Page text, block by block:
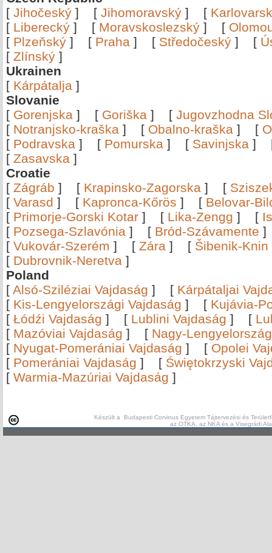
[ Jihočeský ] [ Jihomoravský ] [
[ Liberecký ] [ Moravskoslezský ] [
[ Plzeňský ] [ Praha ] [ Středočeský ] [
[ Zlínský ]
Ukrainen
[ Kárpátalja ]
Slovanie
[ Gorenjska ] [ Goriška ] [ Jugovzhodna
[ Notranjsko-kraška ] [ Obalno-kraška ] [
[ Podravska ] [ Pomurska ] [ Savinjska ]
[ Zasavska ]
Croatie
[ Zágráb ] [ Krapinsko-Zagorska ] [
[ Varasd ] [ Kapronca-Kőrös ] [ Belovar-
[ Primorje-Gorski Kotar ] [ Lika-Zengg ] [
[ Pozsega-Szlavónia ] [ Bród-Szávamente
[ Vukovár-Szerém ] [ Zára ] [ Šibenik-Knin
[ Dubrovnik-Neretva ]
Poland
[ Alsó-Sziléziai Vajdaság ] [ Kárpátaljai
[ Kis-Lengyelországi Vajdaság ] [ Kujávia-
[ Łódźi Vajdaság ] [ Lublini Vajdaság ] [
[ Mazóviai Vajdaság ] [ Nagy-
[ Nyugat-Pomerániai Vajdaság ] [ Opolei
[ Pomerániai Vajdaság ] [ Świętokrzyski
[ Warmia-Mazúriai Vajdaság ]
Készült a Budapesti Corvinus Egyetem Tájtervezési és
az OTKA, az NKA és a Visegrádi